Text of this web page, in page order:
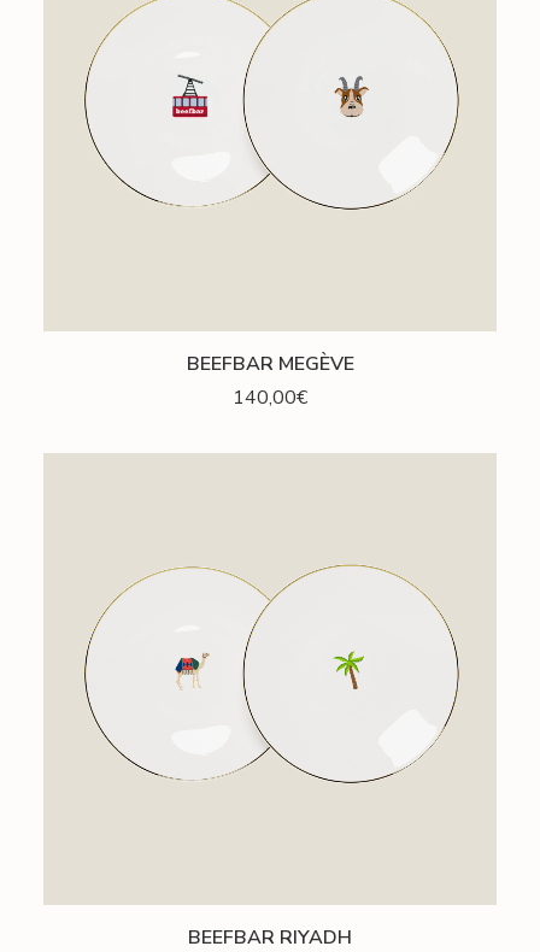
AJOUTER AU PANIERBEEFBAR MEGÈVE
140,00€
AJOUTER AU PANIERBEEFBAR RIYADH